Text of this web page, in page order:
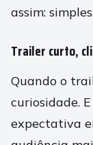
assim:
Trailer curto,
Quando o
curiosidade.
expectativa